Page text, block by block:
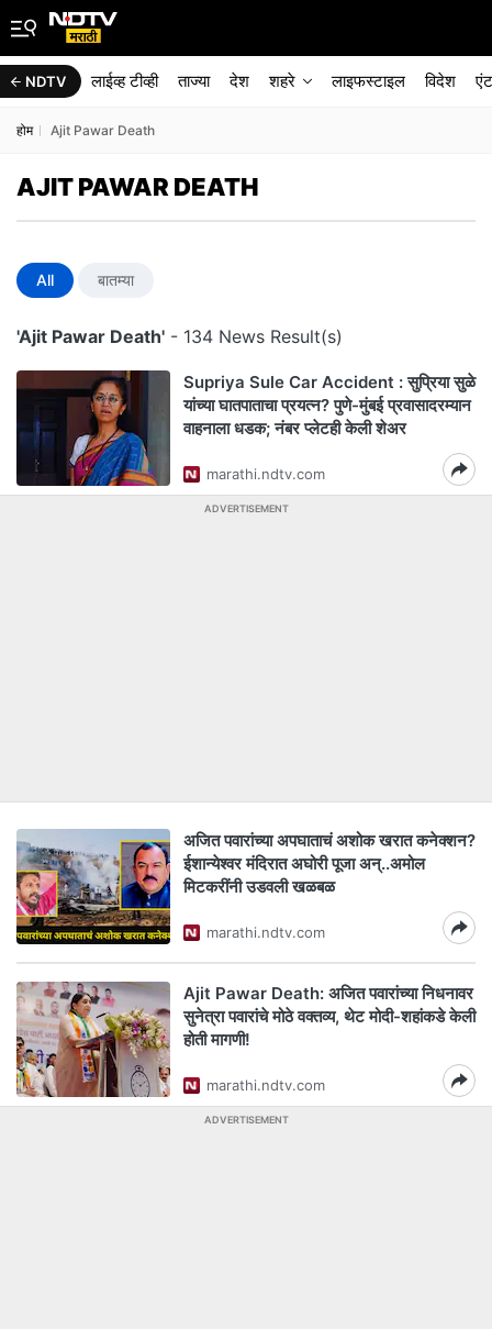
NDTV लाईव्ह टीव्ही ताज्या देश शहरे लाइफस्टाइल विदेश
होम Ajit Pawar Death
AJIT PAWAR DEATH
All बातम्या
'Ajit Pawar Death' - 134 News Result(s)
Supriya Sule Car Accident : सुप्रिया सुळे
यांच्या घातपाताचा प्रयत्न? पुणे-मुंबई प्रवासादरम्यान
वाहनाला धडक; नंबर प्लेटही केली शेअर
marathi.ndtv.com
ADVERTISEMENT
अजित पवारांच्या अपघाताचं अशोक खरात कनेक्शन?
ईशान्येश्वर मंदिरात अघोरी पूजा अन्..अमोल
मिटकरींनी उडवली खळबळ
marathi.ndtv.com
Ajit Pawar Death: अजित पवारांच्या निधनावर
सुनेत्रा पवारांचे मोठे वक्तव्य, थेट मोदी-शहांकडे केली
होती मागणी!
marathi.ndtv.com
ADVERTISEMENT